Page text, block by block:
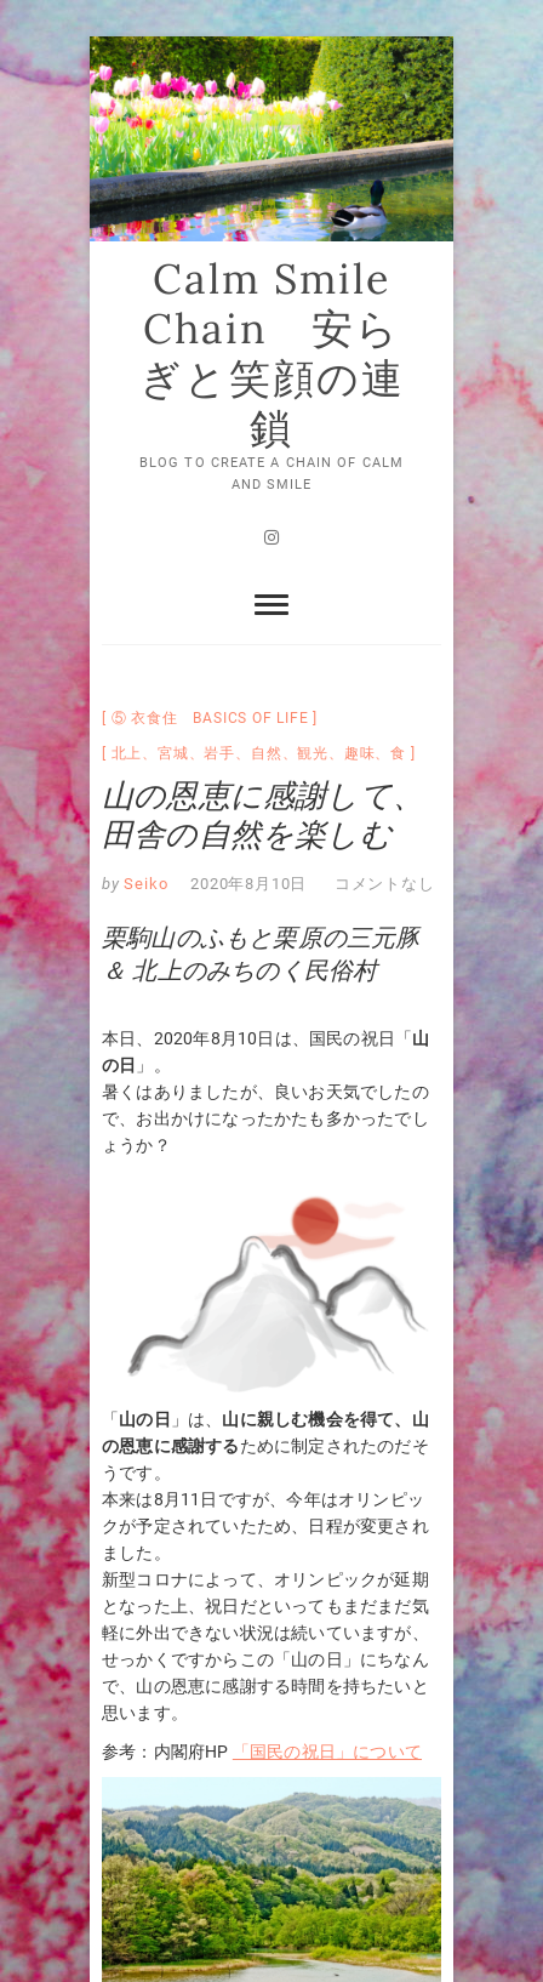
Skip
to
content
Calm Smile
Chain 安ら
ぎと笑顔の連
鎖
BLOG TO CREATE A CHAIN OF CALM
AND SMILE
Instagram
⑤ 衣食住 BASICS OF LIFE
北上 、宮城 、岩手 自然 、観光 趣味 、食
山の恩恵に感謝して、
田舎の自然を楽しむ
by Seiko 2020年8月10日 コメントなし
栗駒山のふもと栗原の三元豚
＆ 北上のみちのく民俗村
本日、2020年8月10日は、国民の祝日「山
の日 」。
暑くはありましたが、良いお天気でしたの
で、お出かけになったかたも多かったでし
ょうか？
「山の日 」は、 山に親しむ機会を得て、山
の恩恵に感謝するために制定されたのだそ
うです。
本来は8月11日ですが、今年はオリンピッ
クが予定されていたため、日程が変更され
ました。
新型コロナによって、オリンピックが延期
となった上、祝日だといってもまだまだ気
軽に外出できない状況は続いていますが、
せっかくですからこの「山の日」にちなん
で、山の恩恵に感謝する時間を持ちたいと
思います。
参考：内閣府HP
「国民の祝日」について